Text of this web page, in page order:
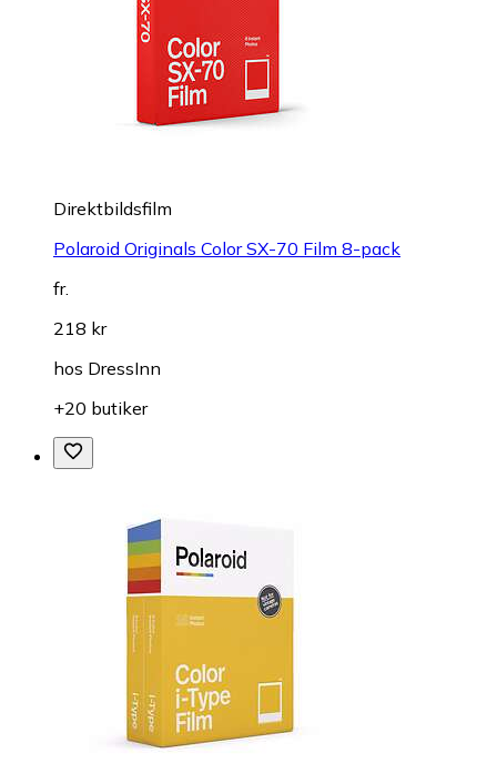
Direktbildsfilm
Polaroid Originals Color SX-70 Film 8-pack
fr.
218 kr
hos DressInn
+20 butiker